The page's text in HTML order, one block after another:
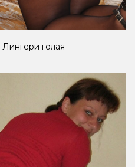
голая